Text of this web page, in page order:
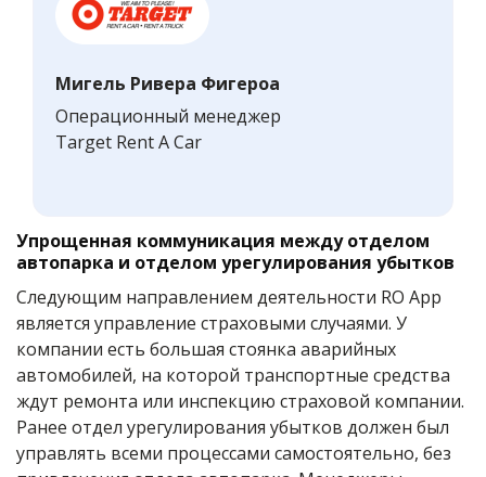
Мигель Ривера Фигероа
Операционный менеджер
Target Rent A Car
Упрощенная коммуникация между отделом
автопарка и отделом урегулирования убытков
Следующим направлением деятельности RO App
является управление страховыми случаями. У
компании есть большая стоянка аварийных
автомобилей, на которой транспортные средства
ждут ремонта или инспекцию страховой компании.
Ранее отдел урегулирования убытков должен был
управлять всеми процессами самостоятельно, без